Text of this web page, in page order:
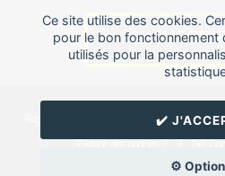
Ce site utilise des cookies.
pour le bon fonctionnement
utilisés pour la
✔️
⚙️
susminervam